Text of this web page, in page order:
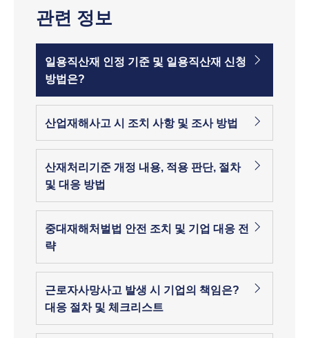
관련 정보
일용직산재 인정 기준 및 일용직산재 신청
방법은?
산업재해사고 시 조치 사항 및 조사 방법
산재처리기준 개정 내용, 적용 판단, 절차
및 대응 방법
중대재해처벌법 안전 조치 및 기업 대응 전
략
근로자사망사고 발생 시 기업의 책임은?
대응 절차 및 체크리스트